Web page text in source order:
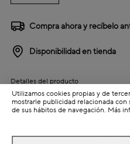
Compra ahora y recíbelo
Disponibilidad en tienda
Detalles del producto
Información de envío
Utilizamos cookies propias y de
mostrarle publicidad relacionada
de sus hábitos de navegación. Más